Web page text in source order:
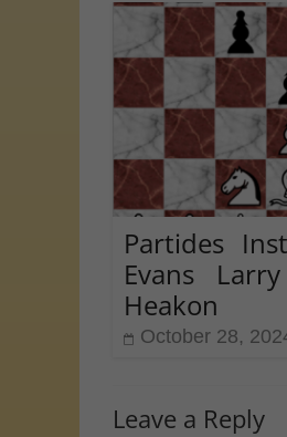
Partides
Evans
Heakon
October 28,
Leave a Reply